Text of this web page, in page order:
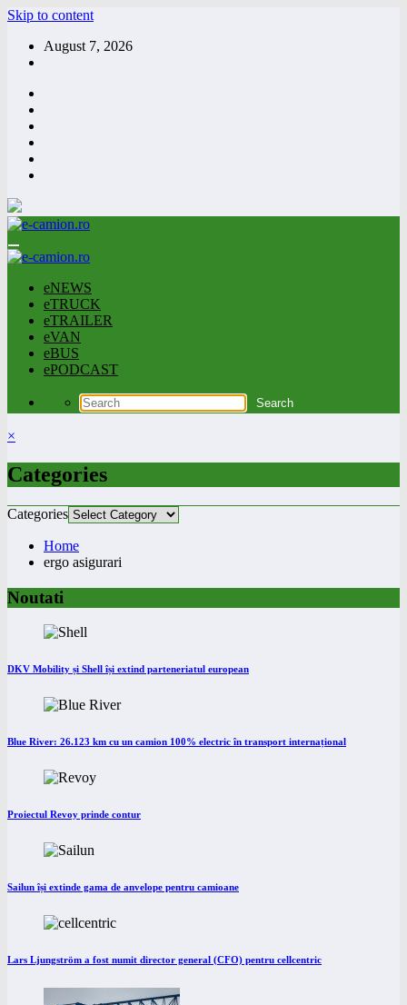
Skip to content
August 7, 2026
eNEWS
eTRUCK
eTRAILER
eVAN
eBUS
ePODCAST
×
Categories
Categories
Home
ergo asigurari
Noutati
DKV Mobility și Shell își extind parteneriatul european
Blue River: 26.123 km cu un camion 100% electric în transport internațional
Proiectul Revoy prinde contur
Sailun își extinde gama de anvelope pentru camioane
Lars Ljungström a fost numit director general (CFO) pentru cellcentric